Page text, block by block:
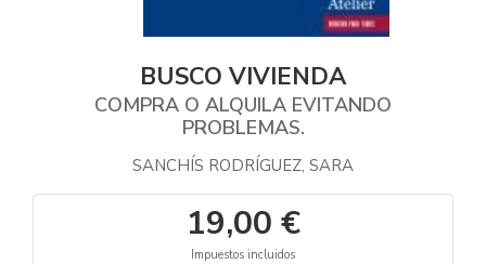
BUSCO VIVIENDA
COMPRA O ALQUILA EVITANDO
PROBLEMAS.
SANCHÍS RODRÍGUEZ, SARA
19,00 €
Impuestos incluidos